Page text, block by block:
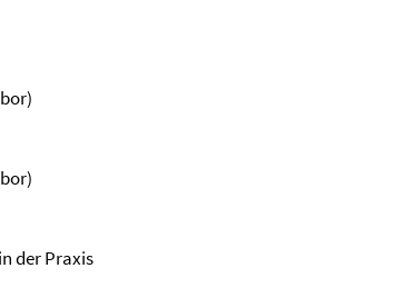
der Praxis